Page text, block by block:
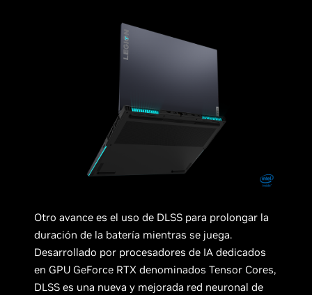
Otro avance es el uso de DLSS para prolongar la
duración de la batería mientras se juega.
Desarrollado por procesadores de IA dedicados
en GPU GeForce RTX denominados Tensor Cores,
DLSS es una nueva y mejorada red neuronal de